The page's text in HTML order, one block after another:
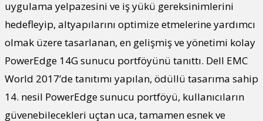
uygulama yelpazesini ve iş yükü gereksinimlerini
hedefleyip, altyapılarını optimize etmelerine yardımcı
olmak üzere tasarlanan, en gelişmiş ve yönetimi kolay
PowerEdge 14G sunucu portföyünü tanıttı. Dell EMC
World 2017’de tanıtımı yapılan, ödüllü tasarıma sahip
14. nesil PowerEdge sunucu portföyü, kullanıcıların
güvenebilecekleri uçtan uca, tamamen esnek ve